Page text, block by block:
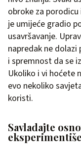
obroke za
je umijeće gradio
usavršavanje.
napredak ne
i spremnost da se
Ukoliko i vi hoćete
evo nekoliko
koristi.
Savladajte